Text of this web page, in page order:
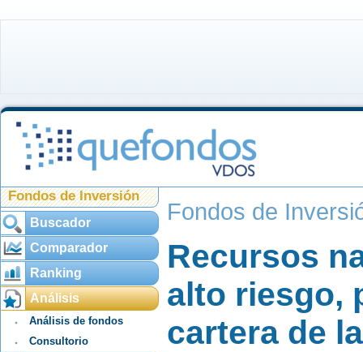
Fondos de Inversión
Buscador
Comparador
Ranking
Análisis
Análisis de fondos
Consultorio
Fondos de
Recursos
alto riesgo,
cartera de